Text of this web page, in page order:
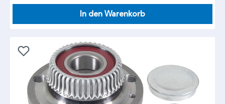
In den Warenkorb